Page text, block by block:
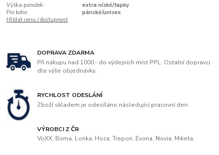
Výška ponožek:
extra nízké/ťapky
Pro koho:
pánské/unisex
Hlídat cenu / dostupnost
DOPRAVA ZDARMA
Při nákupu nad 1000,- do výdejních míst PPL. Ostatní dopravci
dle výše objednávky.
RYCHLOST ODESLÁNÍ
Zboží skladem je odesíláno následující pracovní den.
VÝROBCI Z ČR
VoXX, Boma, Lonka, Hoza, Trepon, Evona, Novia, Miketa.